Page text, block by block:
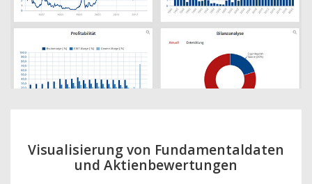
Visualisierung von Fundamentaldaten
und Aktienbewertungen